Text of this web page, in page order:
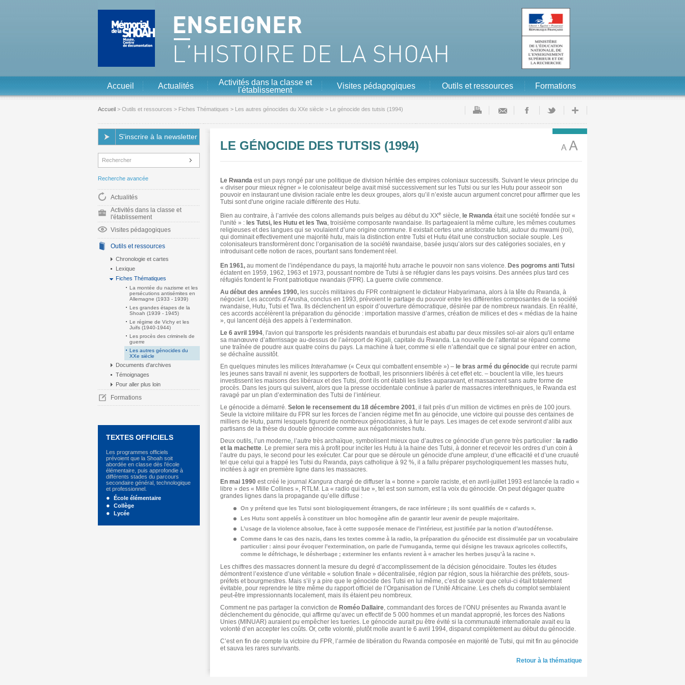
Accueil Actualités
Activités dans la classe et
l'établissement
Visites pédagogiques Outils et ressources Formations
Accueil > Outils et ressources > Fiches Thématiques > Les autres génocides du XXe siècle > Le génocide des tutsis (1994)
S'inscrire à la newsletter
Recherche avancée
Actualités
Activités dans la classe et
l'établissement
Visites pédagogiques
Outils et ressources
Chronologie et cartes
Lexique
Fiches Thématiques
La montée du nazisme et les
persécutions antisémites en
Allemagne (1933 - 1939)
Les grandes étapes de la
Shoah (1939 - 1945)
Le régime de Vichy et les
Juifs (1940-1944)
Les procès des criminels de
guerre
Les autres génocides du
XXe siècle
Documents d'archives
Témoignages
Pour aller plus loin
Formations
TEXTES OFFICIELS
Les programmes officiels
prévoient que la Shoah soit
abordée en classe dès l’école
élémentaire, puis approfondie à
différents stades du parcours
secondaire général, technologique
et professionnel.
École élémentaire
Collège
Lycée
LE GÉNOCIDE DES TUTSIS (1994)
Le Rwanda est un pays rongé par une politique de division héritée des empires coloniaux successifs. Suivant le vieux principe du
« diviser pour mieux régner » le colonisateur belge avait misé successivement sur les Tutsi ou sur les Hutu pour asseoir son
pouvoir en instaurant une division raciale entre les deux groupes, alors qu’il n’existe aucun argument concret pour affirmer que les
Tutsi sont d'une origine raciale différente des Hutu.
Bien au contraire, à l’arrivée des colons allemands puis belges au début du XXe siècle, le Rwanda était une société fondée sur «
l'unité » : les Tutsi, les Hutu et les Twa, troisième composante rwandaise. Ils partageaient la même culture, les mêmes coutumes
religieuses et des langues qui se voulaient d’une origine commune. Il existait certes une aristocratie tutsi, autour du mwami (roi),
qui dominait effectivement une majorité hutu, mais la distinction entre Tutsi et Hutu était une construction sociale souple. Les
colonisateurs transformèrent donc l’organisation de la société rwandaise, basée jusqu’alors sur des catégories sociales, en y
introduisant cette notion de races, pourtant sans fondement réel.
En 1961, au moment de l’indépendance du pays, la majorité hutu arrache le pouvoir non sans violence. Des pogroms anti Tutsi
éclatent en 1959, 1962, 1963 et 1973, poussant nombre de Tutsi à se réfugier dans les pays voisins. Des années plus tard ces
réfugiés fondent le Front patriotique rwandais (FPR). La guerre civile commence.
Au début des années 1990, les succès militaires du FPR contraignent le dictateur Habyarimana, alors à la tête du Rwanda, à
négocier. Les accords d’Arusha, conclus en 1993, prévoient le partage du pouvoir entre les différentes composantes de la société
rwandaise, Hutu, Tutsi et Twa. Ils déclenchent un espoir d’ouverture démocratique, désirée par de nombreux rwandais. En réalité,
ces accords accélèrent la préparation du génocide : importation massive d’armes, création de milices et des « médias de la haine
», qui lancent déjà des appels à l’extermination.
Le 6 avril 1994, l'avion qui transporte les présidents rwandais et burundais est abattu par deux missiles sol-air alors qu'il entame
sa manœuvre d’atterrissage au-dessus de l’aéroport de Kigali, capitale du Rwanda. La nouvelle de l’attentat se répand comme
une traînée de poudre aux quatre coins du pays. La machine à tuer, comme si elle n’attendait que ce signal pour entrer en action,
se déchaîne aussitôt.
En quelques minutes les milices Interahamwe (« Ceux qui combattent ensemble ») – le bras armé du génocide qui recrute parmi
les jeunes sans travail ni avenir, les supporters de football, les prisonniers libérés à cet effet etc. – bouclent la ville, les tueurs
investissent les maisons des libéraux et des Tutsi, dont ils ont établi les listes auparavant, et massacrent sans autre forme de
procès. Dans les jours qui suivent, alors que la presse occidentale continue à parler de massacres interethniques, le Rwanda est
ravagé par un plan d’extermination des Tutsi de l’intérieur.
Le génocide a démarré. Selon le recensement du 18 décembre 2001, il fait près d’un million de victimes en près de 100 jours.
Seule la victoire militaire du FPR sur les forces de l’ancien régime met fin au génocide, une victoire qui pousse des centaines de
milliers de Hutu, parmi lesquels figurent de nombreux génocidaires, à fuir le pays. Les images de cet exode serviront d’alibi aux
partisans de la thèse du double génocide comme aux négationnistes hutu.
Deux outils, l’un moderne, l’autre très archaïque, symbolisent mieux que d’autres ce génocide d’un genre très particulier : la radio
et la machette. Le premier sera mis à profit pour inciter les Hutu à la haine des Tutsi, à donner et recevoir les ordres d’un coin à
l’autre du pays, le second pour les exécuter. Car pour que se déroule un génocide d'une ampleur, d’une efficacité et d’une cruauté
tel que celui qui a frappé les Tutsi du Rwanda, pays catholique à 92 %, il a fallu préparer psychologiquement les masses hutu,
incitées à agir en première ligne dans les massacres.
En mai 1990 est créé le journal Kangura chargé de diffuser la « bonne » parole raciste, et en avril-juillet 1993 est lancée la radio «
libre » des « Mille Collines », RTLM. La « radio qui tue », tel est son surnom, est la voix du génocide. On peut dégager quatre
grandes lignes dans la propagande qu’elle diffuse :
On y prétend que les Tutsi sont biologiquement étrangers, de race inférieure ; ils sont qualifiés de « cafards ».
Les Hutu sont appelés à constituer un bloc homogène afin de garantir leur avenir de peuple majoritaire.
L’usage de la violence absolue, face à cette supposée menace de l’intérieur, est justifiée par la notion d’autodéfense.
Comme dans le cas des nazis, dans les textes comme à la radio, la préparation du génocide est dissimulée par un vocabulaire
particulier : ainsi pour évoquer l’extermination, on parle de l’umuganda, terme qui désigne les travaux agricoles collectifs,
comme le défrichage, le désherbage ; exterminer les enfants revient à « arracher les herbes jusqu'à la racine ».
Les chiffres des massacres donnent la mesure du degré d’accomplissement de la décision génocidaire. Toutes les études
démontrent l’existence d’une véritable « solution finale » décentralisée, région par région, sous la hiérarchie des préfets, sous-
préfets et bourgmestres. Mais s’il y a pire que le génocide des Tutsi en lui même, c’est de savoir que celui-ci était totalement
évitable, pour reprendre le titre même du rapport officiel de l’Organisation de l’Unité Africaine. Les chefs du complot semblaient
peut-être impressionnants localement, mais ils étaient peu nombreux.
Comment ne pas partager la conviction de Roméo Dallaire, commandant des forces de l’ONU présentes au Rwanda avant le
déclenchement du génocide, qui affirme qu’avec un effectif de 5 000 hommes et un mandat approprié, les forces des Nations
Unies (MINUAR) auraient pu empêcher les tueries. Le génocide aurait pu être évité si la communauté internationale avait eu la
volonté d’en accepter les coûts. Or, cette volonté, plutôt molle avant le 6 avril 1994, disparut complètement au début du génocide.
C’est en fin de compte la victoire du FPR, l’armée de libération du Rwanda composée en majorité de Tutsi, qui mit fin au génocide
et sauva les rares survivants.
Retour à la thématique